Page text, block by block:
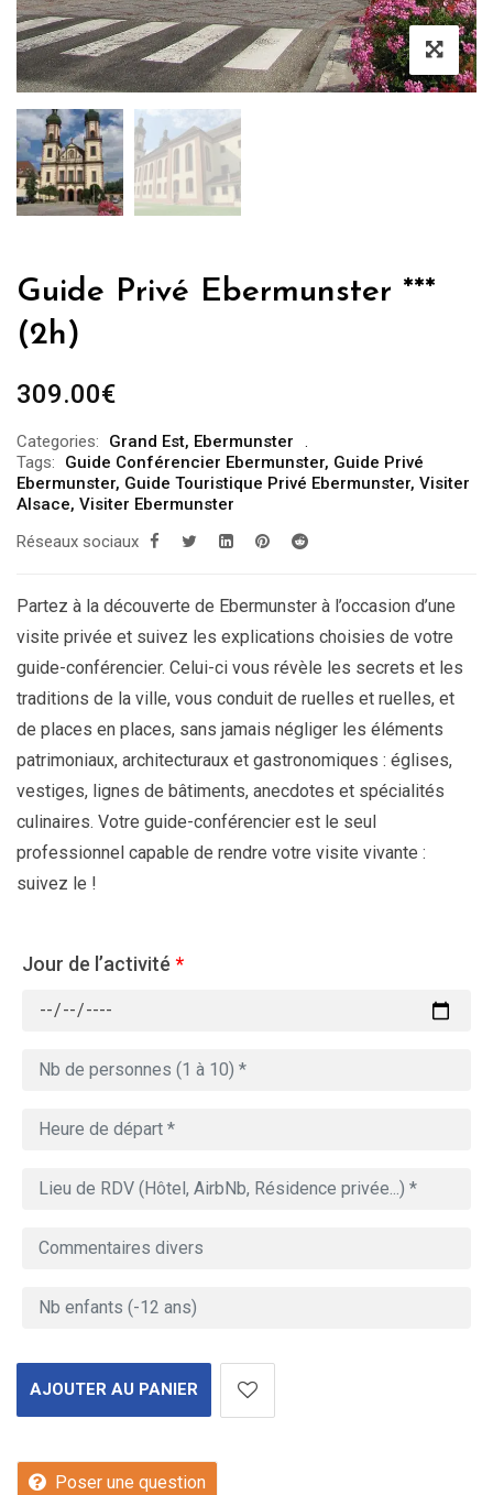
Guide Privé Ebermunster ***
(2h)
309.00€
Categories: Grand Est, Ebermunster
Tags:
Guide Conférencier Ebermunster, Guide Privé
Ebermunster, Guide Touristique Privé Ebermunster, Visiter
Alsace, Visiter Ebermunster
Réseaux sociaux
Partez à la découverte de Ebermunster à l’occasion d’une
visite privée et suivez les explications choisies de votre
guide-conférencier. Celui-ci vous révèle les secrets et les
traditions de la ville, vous conduit de ruelles et ruelles, et
de places en places, sans jamais négliger les éléments
patrimoniaux, architecturaux et gastronomiques : églises,
vestiges, lignes de bâtiments, anecdotes et spécialités
culinaires. Votre guide-conférencier est le seul
professionnel capable de rendre votre visite vivante :
suivez le !
Jour de l’activité *
AJOUTER AU PANIER
Poser une question